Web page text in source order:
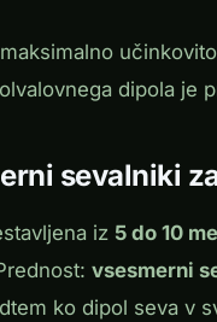
dipola je
sevalniki
iz 5 do 10
vsesmerni
ko dipol seva v